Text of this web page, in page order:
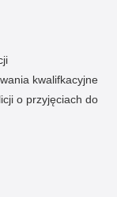
kwalifkacyjne
o przyjęciach do